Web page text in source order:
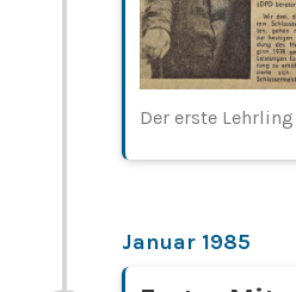
Der erste
Januar 1985